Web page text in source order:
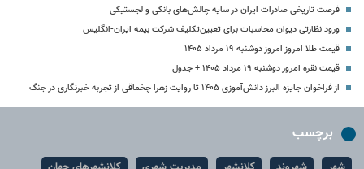
فرصت تاریخی صادرات ایران در سایه چالش‌های بانکی و لجستیکی
ورود نظارتی دیوان محاسبات برای تعیین‌تکلیف شرکت بیمه ایران-انگلیس
قیمت طلا امروز امروز دوشنبه ۱۹ مرداد ۱۴۰۵
قیمت نقره امروز دوشنبه ۱۹ مرداد ۱۴۰۵ + جدول
از فراخوان جایزه البرز دانش‌آموزی ۱۴۰۵ تا روایت زهرا چخماقی از تجربه خبرنگاری در جنگ
برچسب